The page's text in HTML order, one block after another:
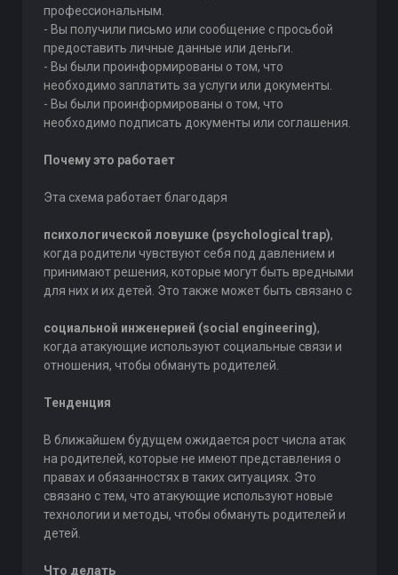
профессиональным.
- Вы получили письмо или сообщение с просьбой
предоставить личные данные или деньги.
- Вы были проинформированы о том, что
необходимо заплатить за услуги или документы.
- Вы были проинформированы о том, что
необходимо подписать документы или соглашения.
Почему это работает
Эта схема работает благодаря
психологической ловушке (psychological trap),
когда родители чувствуют себя под давлением и
принимают решения, которые могут быть вредными
для них и их детей. Это также может быть связано с
социальной инженерией (social engineering),
когда атакующие используют социальные связи и
отношения, чтобы обмануть родителей.
Тенденция
В ближайшем будущем ожидается рост числа атак
на родителей, которые не имеют представления о
правах и обязанностях в таких ситуациях. Это
связано с тем, что атакующие используют новые
технологии и методы, чтобы обмануть родителей и
детей.
Что делать